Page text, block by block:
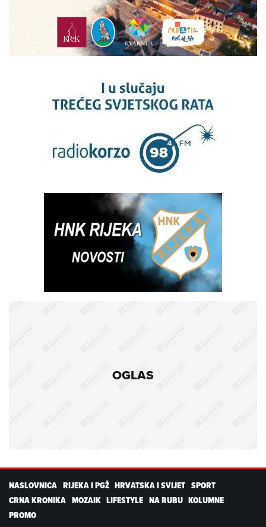
OGLAS
NASLOVNICA RIJEKA I PGŽ HRVATSKA I SVIJET SPORT
CRNA KRONIKA MOZAIK LIFESTYLE NA RUBU KOLUMNE
PROMO